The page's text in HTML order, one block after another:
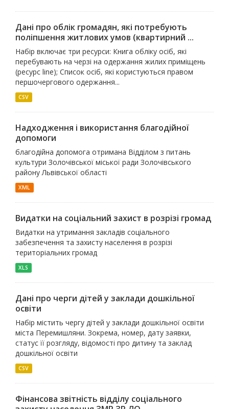
Дані про облік громадян, які потребують
поліпшення житлових умов (квартирний ...
Набір включає три ресурси: Книга обліку осіб, які
перебувають на черзі на одержання жилих приміщень
(ресурс line); Список осіб, які користуються правом
першочергового одержання...
CSV
Надходження і використання благодійної
допомоги
благодійна допомога отримана Відділом з питань
культури Золочівської міської ради Золочівського
району Львівської області
XML
Видатки на соціальний захист в розрізі громад
Видатки на утримання закладів соціального
забезпечення та захисту населення в розрізі
територіальних громад
XLS
Дані про черги дітей у заклади дошкільної
освіти
Набір містить чергу дітей у заклади дошкільної освіти
міста Перемишляни. Зокрема, номер, дату заявки,
статус її розгляду, відомості про дитину та заклад
дошкільної освіти
CSV
Фінансова звітність відділу соціального